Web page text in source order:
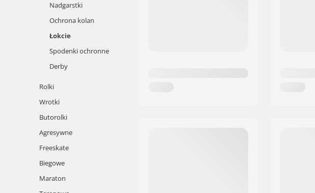
Nadgarstki
Ochrona kolan
Łokcie
Spodenki ochronne
Derby
Rolki
Wrotki
Butorolki
Agresywne
Freeskate
Biegowe
Maraton